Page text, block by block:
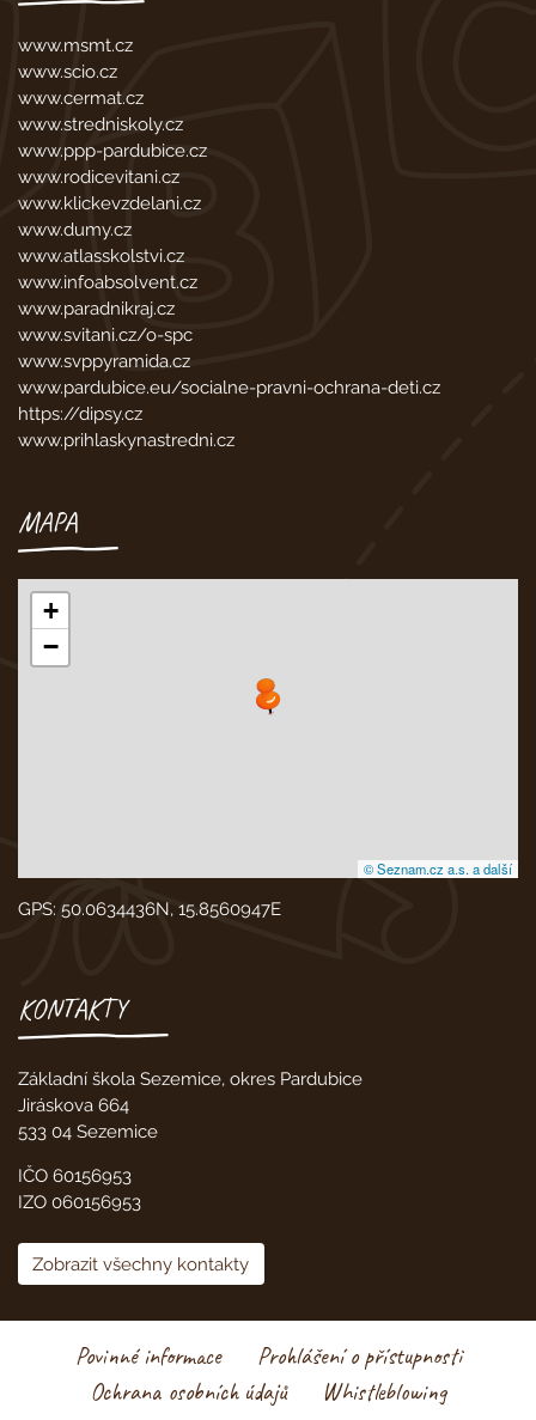
www.msmt.cz
www.scio.cz
www.cermat.cz
www.stredniskoly.cz
www.ppp-pardubice.cz
www.rodicevitani.cz
www.klickevzdelani.cz
www.dumy.cz
www.atlasskolstvi.cz
www.infoabsolvent.cz
www.paradnikraj.cz
www.svitani.cz/o-spc
www.svppyramida.cz
www.pardubice.eu/socialne-pravni-ochrana-deti.cz
https://dipsy.cz
www.prihlaskynastredni.cz
MAPA
+
−
© Seznam.cz a.s. a další
GPS: 50.0634436N, 15.8560947E
KONTAKTY
Základní škola Sezemice, okres Pardubice
Jiráskova 664
533 04 Sezemice
IČO 60156953
IZO 060156953
Zobrazit všechny kontakty
Povinné informace
Prohlášení o přístupnosti
Ochrana osobních údajů
Whistleblowing